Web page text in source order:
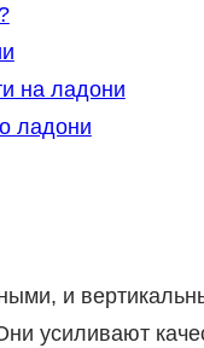
на ладони
ладони
и
усиливают